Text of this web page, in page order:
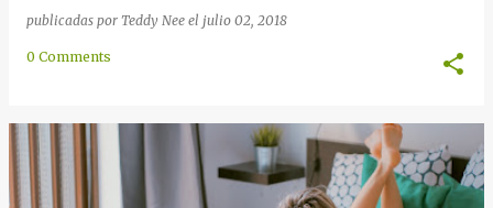
publicadas por Teddy Nee el julio 02, 2018
0 Comments